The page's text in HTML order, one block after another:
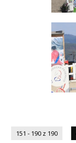
151 - 190 z 190